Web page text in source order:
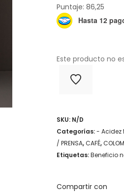
Puntaje: 86,25
Hasta 12
Este producto no
SKU: N/D
Categorías:- Acidez
/ PRENSA,CAFÉ,
Etiquetas:Beneficio
Compartir con